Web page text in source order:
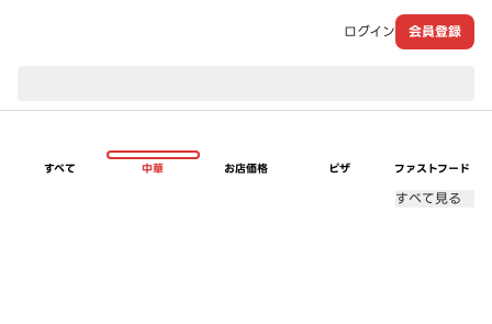
ログイン 会員登録
すべて 中華 お店価格 ピザ ファストフード
すべて見る